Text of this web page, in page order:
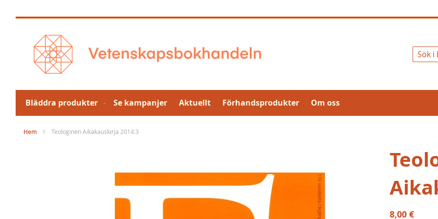
till
Bläddra produkter Se kampanjer Aktuellt Förhandsprodukter Om oss
Hem Teologinen Aikakauskirja 2014:3
8,00 €